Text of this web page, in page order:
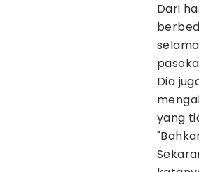
Dari
Dia
yang